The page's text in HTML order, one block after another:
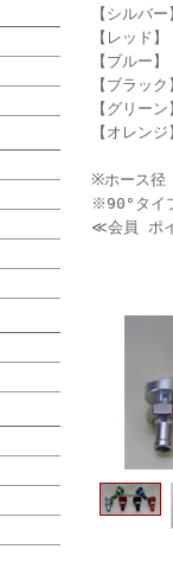
【シルバー
【レッド】
【ブルー】
【ブラック
【グリーン
【オレンジ
※ホース径
※90°タイ
≪会員 ポ